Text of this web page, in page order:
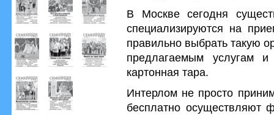
В Москве сегодня
специализируются на
правильно выбрать такую
предлагаемым услугам
картонная тара.
Интерлом не просто
бесплатно осуществляют